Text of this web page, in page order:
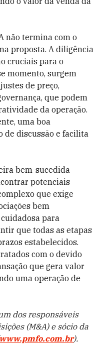
não termina com o
proposta. A diligência
cruciais para o
momento, surgem
de preço,
que podem
da operação.
uma boa
de discussão e facilita
bem-sucedida
potenciais
que exige
bem
para
que todas as etapas
estabelecidos.
com o devido
que gera valor
uma operação de
dos responsáveis
(M&A) e sócio da
).